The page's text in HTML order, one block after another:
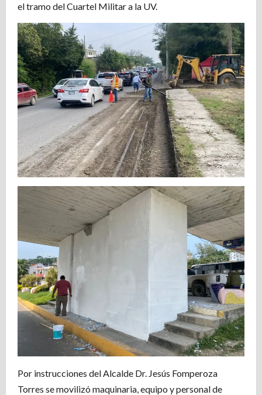
el tramo del Cuartel Militar a la UV.
Por instrucciones del Alcalde Dr. Jesús Fomperoza
Torres se movilizó maquinaria, equipo y personal de